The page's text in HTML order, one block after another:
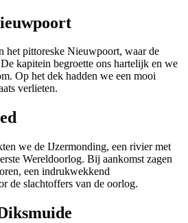
het pittoreske Nieuwpoort, waar de
kapitein begroette ons hartelijk en we
Op het dek hadden we een mooi
verlieten.
we de IJzermonding, een rivier met
Wereldoorlog. Bij aankomst zagen
een indrukwekkend
de slachtoffers van de oorlog.